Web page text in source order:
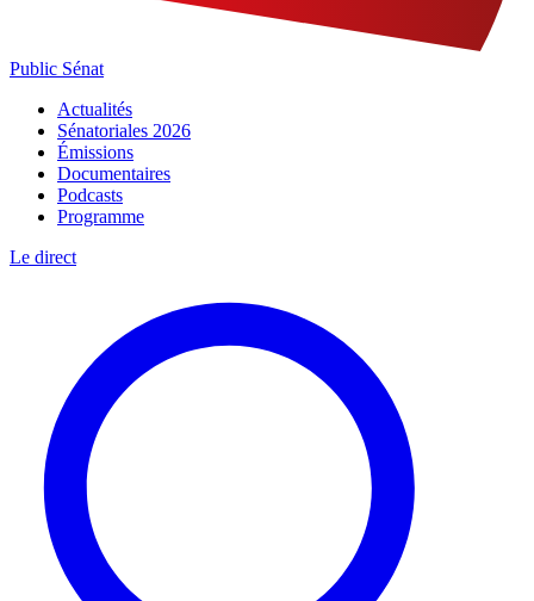
Public Sénat
Actualités
Sénatoriales 2026
Émissions
Documentaires
Podcasts
Programme
Le direct